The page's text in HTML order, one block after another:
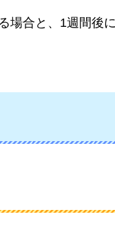
合と、1週間後